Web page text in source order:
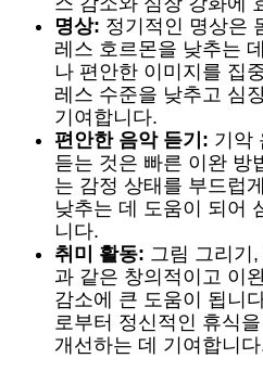
명상: 정기적인 명상은
레스 호르몬을 낮추는
나 편안한 이미지를 집
레스 수준을 낮추고 심
기여합니다.
편안한 음악 듣기: 기악
듣는 것은 빠른 이완 방
는 감정 상태를 부드럽
낮추는 데 도움이 되어
니다.
취미 활동: 그림 그리기
과 같은 창의적이고 이
감소에 큰 도움이 됩니
로부터 정신적인 휴식
개선하는 데 기여합니